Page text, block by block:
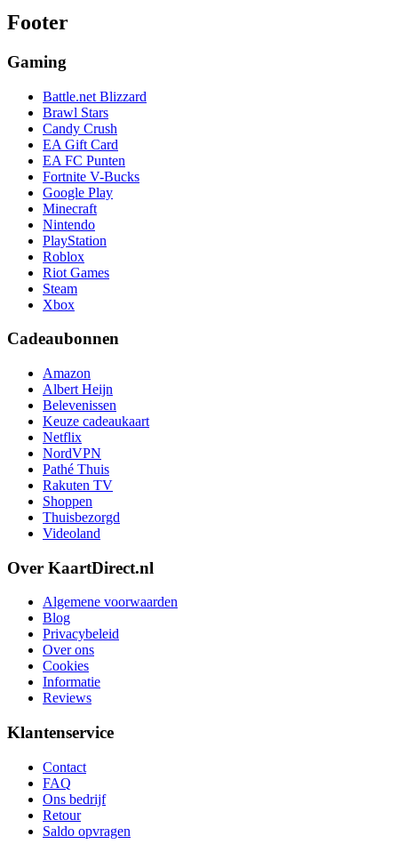
Footer
Gaming
Battle.net Blizzard
Brawl Stars
Candy Crush
EA Gift Card
EA FC Punten
Fortnite V-Bucks
Google Play
Minecraft
Nintendo
PlayStation
Roblox
Riot Games
Steam
Xbox
Cadeaubonnen
Amazon
Albert Heijn
Belevenissen
Keuze cadeaukaart
Netflix
NordVPN
Pathé Thuis
Rakuten TV
Shoppen
Thuisbezorgd
Videoland
Over KaartDirect.nl
Algemene voorwaarden
Blog
Privacybeleid
Over ons
Cookies
Informatie
Reviews
Klantenservice
Contact
FAQ
Ons bedrijf
Retour
Saldo opvragen